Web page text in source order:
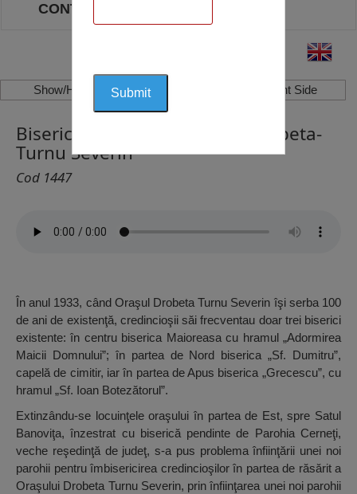
CONTACT
Show/Hide Left Side Show/Hide Right Side
Biserica Sfântul Gheorghe, Drobeta-
Turnu Severin
Cod 1447
În anul 1933, când Oraşul Drobeta Turnu Severin îşi serba 100
de ani de existenţă, credincioşii săi frecventau doar trei biserici
existente: în centru biserica Maioreasa cu hramul „Adormirea
Maicii Domnului”; în partea de Nord biserica „Sf. Dumitru”,
capelă de cimitir, iar în partea de Apus biserica „Grecescu”, cu
hramul „Sf. Ioan Botezătorul”.
Extinzându-se locuinţele oraşului în partea de Est, spre Satul
Banoviţa, înzestrat cu biserică pendinte de Parohia Cerneţi,
veche reşedinţă de judeţ, s-a pus problema înfiinţării unei noi
parohii pentru îmbisericirea credincioşilor în partea de răsărit a
Oraşului Drobeta Turnu Severin, prin înfiinţarea unei noi parohii